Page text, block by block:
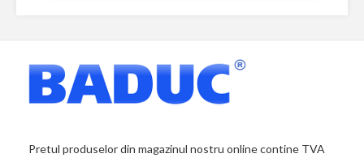
Pretul produselor din magazinul nostru online contine TVA